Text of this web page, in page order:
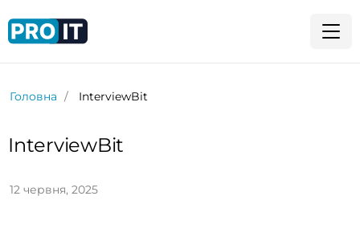
Головна InterviewBit
InterviewBit
12 червня, 2025